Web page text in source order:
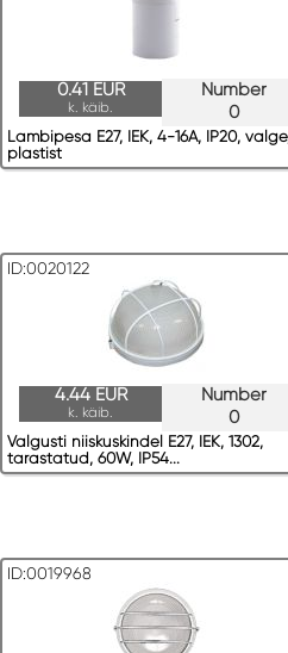
Number
0
0.41 EUR
k. käib.
Lambipesa E27, IEK, 4-16A, IP20,
plastist
ID:0020122
Number
0
4.44 EUR
k. käib.
Valgusti niiskuskindel E27, IEK, 1302,
tarastatud, 60W, IP54...
ID:0019968